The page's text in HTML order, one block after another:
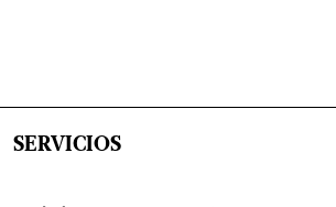
SERVICIOS